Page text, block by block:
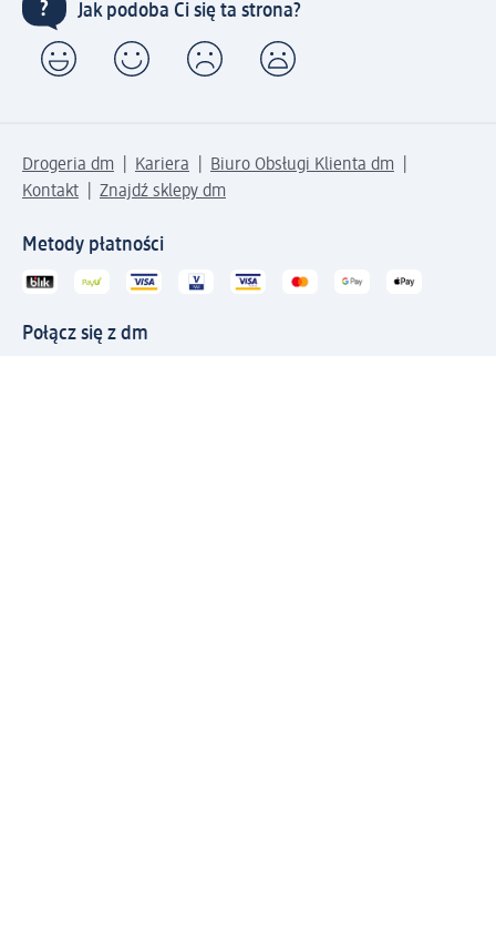
Jak podoba Ci się ta strona?
Drogeria dm Kariera
Biuro Obsługi Klienta dm
Kontakt
Znajdź sklepy dm
Metody płatności
Połącz się z dm